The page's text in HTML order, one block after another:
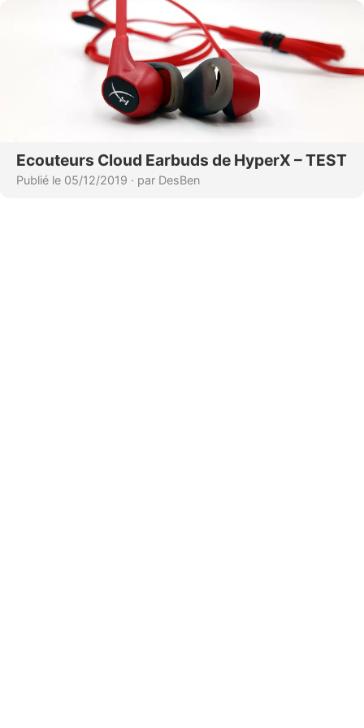
Ecouteurs Cloud Earbuds de HyperX – TEST
Publié le 05/12/2019 · par DesBen